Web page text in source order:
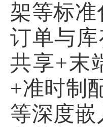
架等标
订单与
共享+末
+准时制
等深度